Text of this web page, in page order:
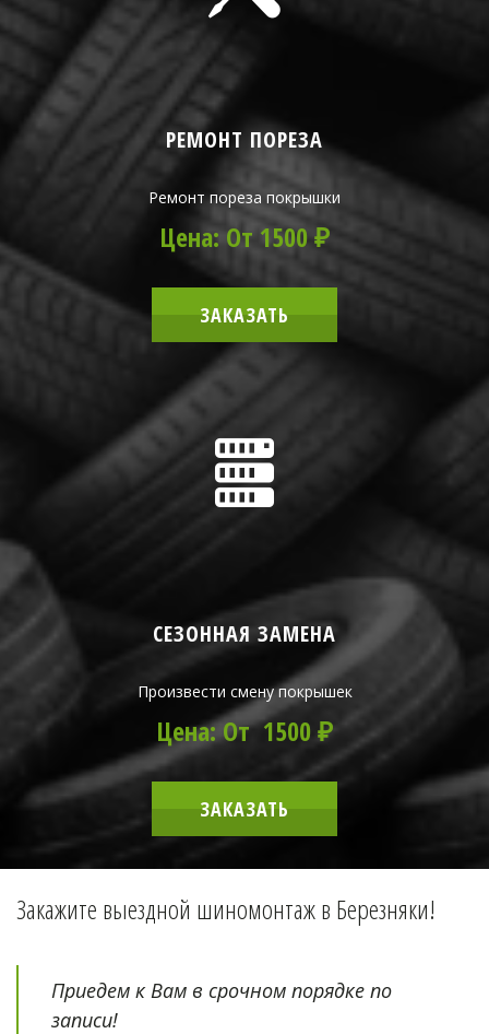
РЕМОНТ ПОРЕЗА
Ремонт пореза покрышки
Цена: От 1500 ₽
ЗАКАЗАТЬ
СЕЗОННАЯ ЗАМЕНА
Произвести смену покрышек
Цена: От 1500 ₽
ЗАКАЗАТЬ
Закажите выездной шиномонтаж в Березняки!
Приедем к Вам в срочном порядке по
записи!